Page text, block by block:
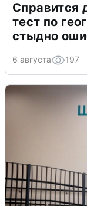
Справится
тест по
стыдно
6 августа 197